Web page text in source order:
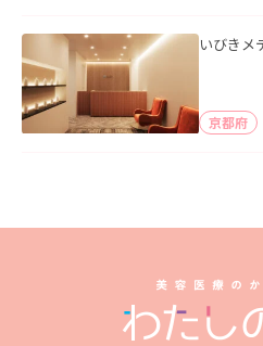
いびきメ
京都府